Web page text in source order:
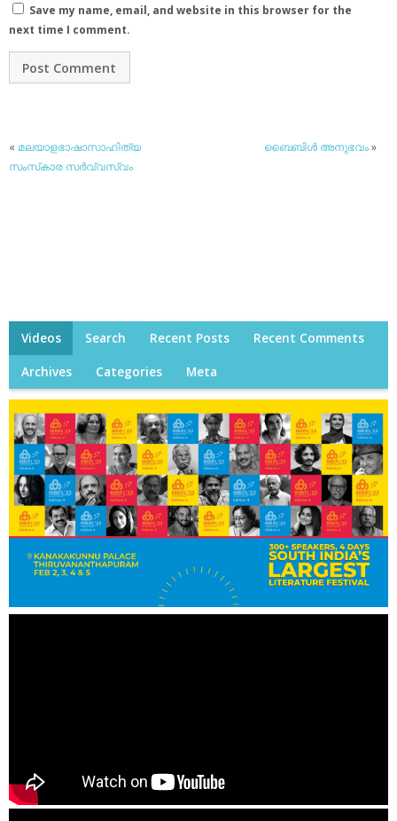
Save my name, email, and website in this browser for the
next time I comment.
« മലയാളഭാഷാസാഹിത്യ
സംസ്‌കാര സര്‍വ്വസ്വം
ബൈബിള്‍ അനുഭവം»
Videos Search Recent Posts Recent Comments
Archives Categories Meta